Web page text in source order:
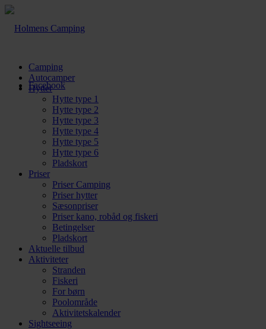
Facebook
Camping
Autocamper
Hytter
Hytte type 1
Hytte type 2
Hytte type 3
Hytte type 4
Hytte type 5
Hytte type 6
Pladskort
Priser
Priser Camping
Priser hytter
Sæsonpriser
Priser kano, robåd og fiskeri
Betingelser
Pladskort
Aktuelle tilbud
Aktiviteter
Stranden
Fiskeri
For børn
Poolområde
Aktivitetskalender
Sightseeing